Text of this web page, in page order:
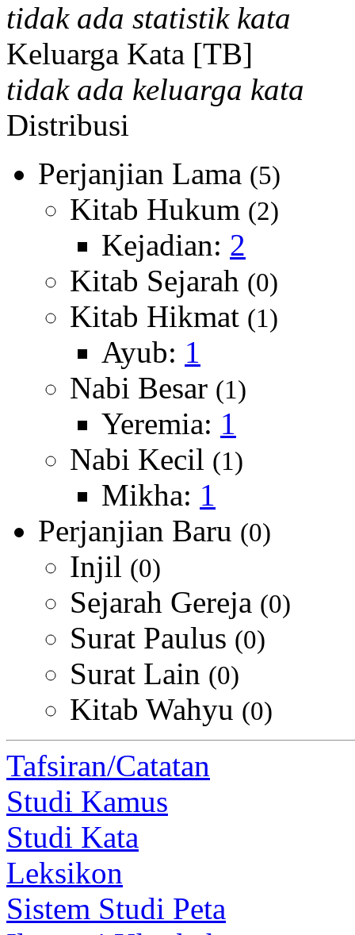
tidak ada statistik kata
Keluarga Kata [TB]
tidak ada keluarga kata
Distribusi
Perjanjian Lama (5)
Kitab Hukum (2)
Kejadian: 2
Kitab Sejarah (0)
Kitab Hikmat (1)
Ayub: 1
Nabi Besar (1)
Yeremia: 1
Nabi Kecil (1)
Mikha: 1
Perjanjian Baru (0)
Injil (0)
Sejarah Gereja (0)
Surat Paulus (0)
Surat Lain (0)
Kitab Wahyu (0)
Tafsiran/Catatan
Studi Kamus
Studi Kata
Leksikon
Sistem Studi Peta